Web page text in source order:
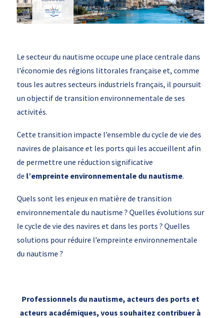
Le secteur du nautisme occupe une place centrale dans
l’économie des régions littorales française et, comme
tous les autres secteurs industriels français, il poursuit
un objectif de transition environnementale de ses
activités.
Cette transition impacte l’ensemble du cycle de vie des
navires de plaisance et les ports qui les accueillent afin
de permettre une réduction significative
de l’empreinte environnementale du nautisme.
Quels sont les enjeux en matière de transition
environnementale du nautisme ? Quelles évolutions sur
le cycle de vie des navires et dans les ports ? Quelles
solutions pour réduire l’empreinte environnementale
du nautisme ?
Professionnels du nautisme, acteurs des ports et
acteurs académiques, vous souhaitez contribuer à